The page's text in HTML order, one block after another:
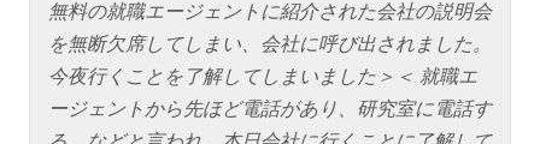
無料の就職エージェントに紹介された会社の説明会
を無断欠席してしまい、会社に呼び出されました。
今夜行くことを了解してしまいました＞＜ 就職エ
ージェントから先ほど電話があり、研究室に電話す